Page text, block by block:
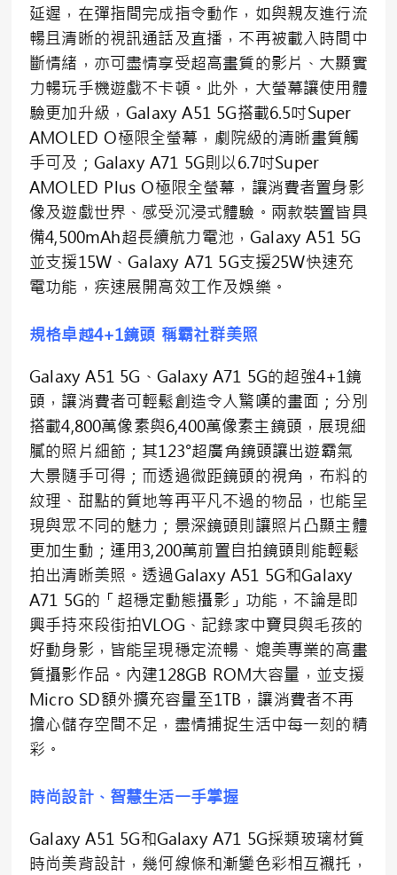
延遲，在彈指間完成指令動作，如與親友進行流
暢且清晰的視訊通話及直播，不再被載入時間中
斷情緒，亦可盡情享受超高畫質的影片、大顯實
力暢玩手機遊戲不卡頓。此外，大螢幕讓使用體
驗更加升級，Galaxy A51 5G搭載6.5吋Super
AMOLED O極限全螢幕，劇院級的清晰畫質觸
手可及；Galaxy A71 5G則以6.7吋Super
AMOLED Plus O極限全螢幕，讓消費者置身影
像及遊戲世界、感受沉浸式體驗。兩款裝置皆具
備4,500mAh超長續航力電池，Galaxy A51 5G
並支援15W、Galaxy A71 5G支援25W快速充
電功能，疾速展開高效工作及娛樂。
規格卓越4+1鏡頭 稱霸社群美照
Galaxy A51 5G、Galaxy A71 5G的超強4+1鏡
頭，讓消費者可輕鬆創造令人驚嘆的畫面；分別
搭載4,800萬像素與6,400萬像素主鏡頭，展現細
膩的照片細節；其123°超廣角鏡頭讓出遊霸氣
大景隨手可得；而透過微距鏡頭的視角，布料的
紋理、甜點的質地等再平凡不過的物品，也能呈
現與眾不同的魅力；景深鏡頭則讓照片凸顯主體
更加生動；運用3,200萬前置自拍鏡頭則能輕鬆
拍出清晰美照。透過Galaxy A51 5G和Galaxy
A71 5G的「超穩定動態攝影」功能，不論是即
興手持來段街拍VLOG、記錄家中寶貝與毛孩的
好動身影，皆能呈現穩定流暢、媲美專業的高畫
質攝影作品。內建128GB ROM大容量，並支援
Micro SD額外擴充容量至1TB，讓消費者不再
擔心儲存空間不足，盡情捕捉生活中每一刻的精
彩。
時尚設計、智慧生活一手掌握
Galaxy A51 5G和Galaxy A71 5G採類玻璃材質
時尚美背設計，幾何線條和漸變色彩相互襯托，